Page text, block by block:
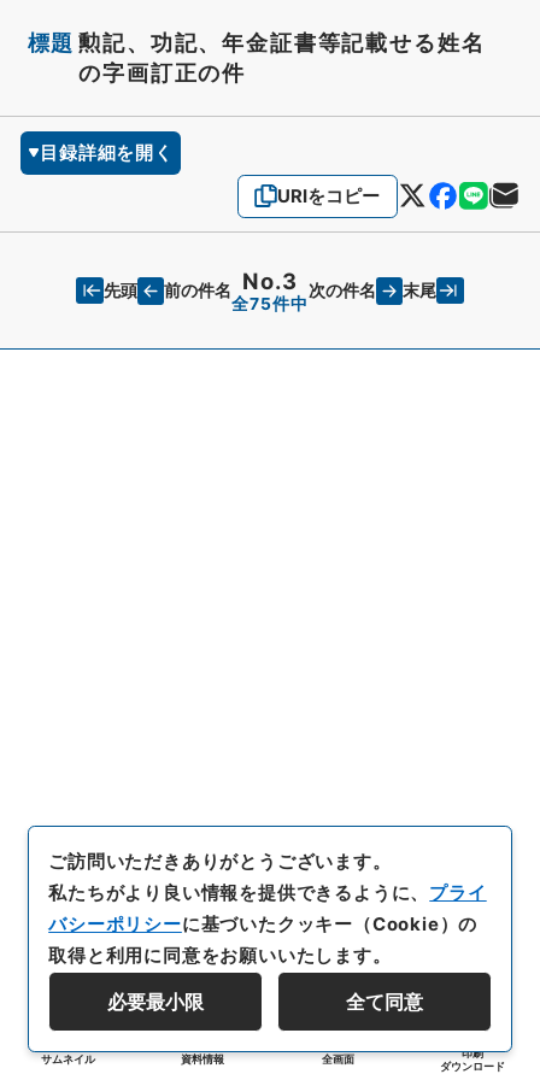
標題 勲記、功記、年金証書等記載せる姓名
の字画訂正の件
目録詳細を開く
URIをコピー
先頭 前の件名 No.3
全75件中
次の件名 末尾
サムネイル 資料情報 全画面
印刷
ダウンロード
ご訪問いただきありがとうございます。
私たちがより良い情報を提供できるように、 プライ
バシーポリシーに基づいたクッキー（Cookie）の
取得と利用に同意をお願いいたします。
必要最小限 全て同意